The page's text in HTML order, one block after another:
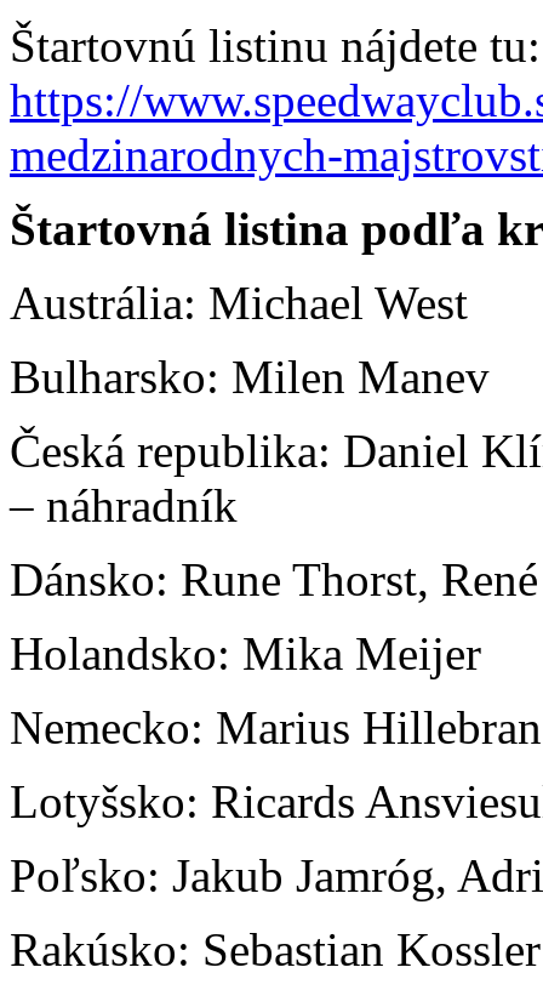
Štartovnú listinu nájdete tu:
https://
medzinarodnych-
Štartovná listina podľa
Austrália: Michael West
Bulharsko: Milen Manev
Česká republika: Daniel
– náhradník
Dánsko: Rune Thorst,
Holandsko: Mika Meijer
Nemecko: Marius
Lotyšsko: Ricards
Poľsko: Jakub Jamróg,
Rakúsko: Sebastian Kossler